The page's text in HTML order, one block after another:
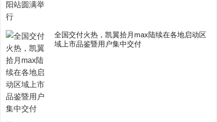
全国交付火热，凯翼拾月max陆续在各地启动区
域上市品鉴暨用户集中交付